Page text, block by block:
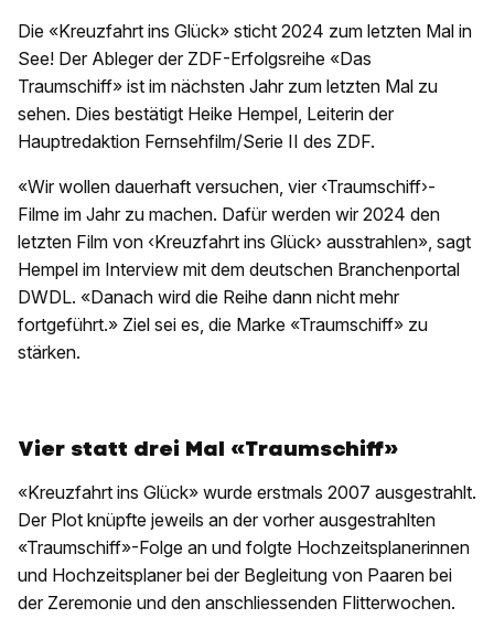
Die «Kreuzfahrt ins Glück» sticht 2024 zum letzten Mal in
See! Der Ableger der ZDF-Erfolgsreihe «Das
Traumschiff» ist im nächsten Jahr zum letzten Mal zu
sehen. Dies bestätigt Heike Hempel, Leiterin der
Hauptredaktion Fernsehfilm/Serie II des ZDF.
«Wir wollen dauerhaft versuchen, vier ‹Traumschiff›-
Filme im Jahr zu machen. Dafür werden wir 2024 den
letzten Film von ‹Kreuzfahrt ins Glück› ausstrahlen», sagt
Hempel im Interview mit dem deutschen Branchenportal
DWDL. «Danach wird die Reihe dann nicht mehr
fortgeführt.» Ziel sei es, die Marke «Traumschiff» zu
stärken.
Vier statt drei Mal «Traumschiff»
«Kreuzfahrt ins Glück» wurde erstmals 2007 ausgestrahlt.
Der Plot knüpfte jeweils an der vorher ausgestrahlten
«Traumschiff»-Folge an und folgte Hochzeitsplanerinnen
und Hochzeitsplaner bei der Begleitung von Paaren bei
der Zeremonie und den anschliessenden Flitterwochen.